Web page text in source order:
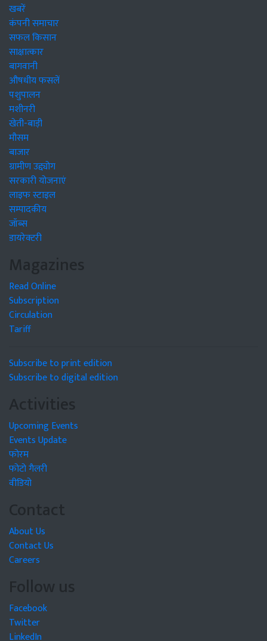
खबरें
कंपनी समाचार
सफल किसान
साक्षात्कार
बागवानी
औषधीय फसलें
पशुपालन
मशीनरी
खेती-बाड़ी
मौसम
बाजार
ग्रामीण उद्द्योग
सरकारी योजनाएं
लाइफ स्टाइल
सम्पादकीय
जॉब्स
डायरेक्टरी
Magazines
Read Online
Subscription
Circulation
Tariff
Subscribe to print edition
Subscribe to digital edition
Activities
Upcoming Events
Events Update
फोरम
फोटो गैलरी
वीडियो
Contact
About Us
Contact Us
Careers
Follow us
Facebook
Twitter
LinkedIn